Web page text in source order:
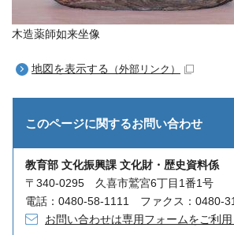
木造薬師如来坐像
地図を表示する （外部リンク）
このページに関するお問い合わせ
教育部 文化振興課 文化財・歴史資料係
〒340-0295 久喜市鷲宮6丁目1番1号
電話：0480-58-1111 ファクス：0480-
お問い合わせは専用フォームをご利用